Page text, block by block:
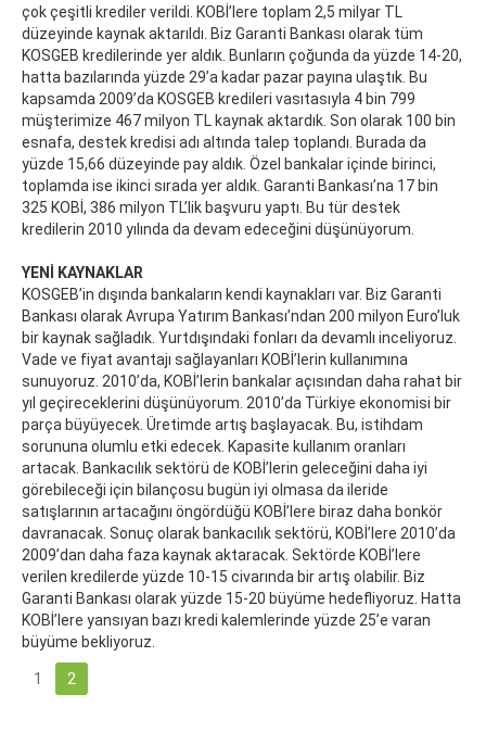
çok çeşitli krediler verildi. KOBİ’lere toplam 2,5 milyar TL
düzeyinde kaynak aktarıldı. Biz Garanti Bankası olarak tüm
KOSGEB kredilerinde yer aldık. Bunların çoğunda da yüzde 14-20,
hatta bazılarında yüzde 29’a kadar pazar payına ulaştık. Bu
kapsamda 2009’da KOSGEB kredileri vasıtasıyla 4 bin 799
müşterimize 467 milyon TL kaynak aktardık. Son olarak 100 bin
esnafa, destek kredisi adı altında talep toplandı. Burada da
yüzde 15,66 düzeyinde pay aldık. Özel bankalar içinde birinci,
toplamda ise ikinci sırada yer aldık. Garanti Bankası’na 17 bin
325 KOBİ, 386 milyon TL’lik başvuru yaptı. Bu tür destek
kredilerin 2010 yılında da devam edeceğini düşünüyorum.
YENİ KAYNAKLAR
KOSGEB’in dışında bankaların kendi kaynakları var. Biz Garanti
Bankası olarak Avrupa Yatırım Bankası’ndan 200 milyon Euro’luk
bir kaynak sağladık. Yurtdışındaki fonları da devamlı inceliyoruz.
Vade ve fiyat avantajı sağlayanları KOBİ’lerin kullanımına
sunuyoruz. 2010’da, KOBİ’lerin bankalar açısından daha rahat bir
yıl geçireceklerini düşünüyorum. 2010’da Türkiye ekonomisi bir
parça büyüyecek. Üretimde artış başlayacak. Bu, istihdam
sorununa olumlu etki edecek. Kapasite kullanım oranları
artacak. Bankacılık sektörü de KOBİ’lerin geleceğini daha iyi
görebileceği için bilançosu bugün iyi olmasa da ileride
satışlarının artacağını öngördüğü KOBİ’lere biraz daha bonkör
davranacak. Sonuç olarak bankacılık sektörü, KOBİ’lere 2010’da
2009’dan daha faza kaynak aktaracak. Sektörde KOBİ’lere
verilen kredilerde yüzde 10-15 civarında bir artış olabilir. Biz
Garanti Bankası olarak yüzde 15-20 büyüme hedefliyoruz. Hatta
KOBİ’lere yansıyan bazı kredi kalemlerinde yüzde 25’e varan
büyüme bekliyoruz.
1 2